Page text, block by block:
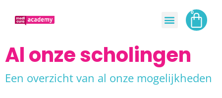
0
Al onze scholingen
Een overzicht van al onze mogelijkheden